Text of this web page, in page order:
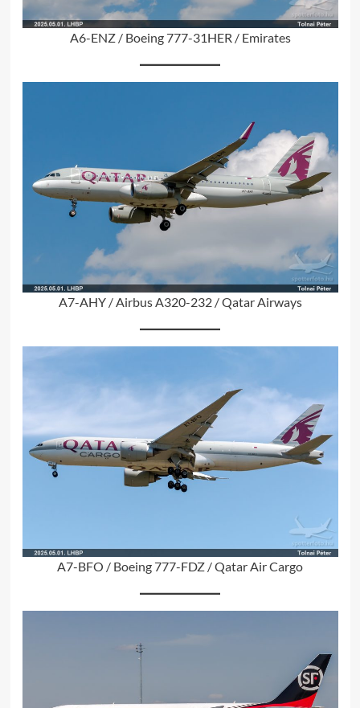
A6-ENZ / Boeing 777-31HER / Emirates
A7-AHY / Airbus A320-232 / Qatar Airways
A7-BFO / Boeing 777-FDZ / Qatar Air Cargo